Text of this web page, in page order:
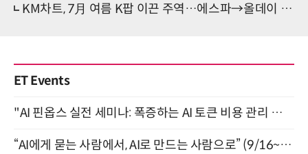
KM차트, 7月 여름 K팝 이끈 주역…에스파→올데이 프로젝트
ET Events
"AI 핀옵스 실전 세미나: 폭증하는 AI 토큰 비용 관리 전략" 8월 21일 개최
“AI에게 묻는 사람에서, AI로 만드는 사람으로” (9/16~17)